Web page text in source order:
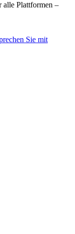
alle Plattformen –
Sie mit